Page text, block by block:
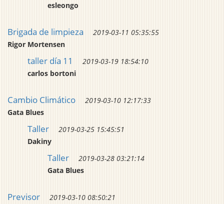
esleongo
Brigada de limpieza
2019-03-11 05:35:55
Rigor Mortensen
taller día 11
2019-03-19 18:54:10
carlos bortoni
Cambio Climático
2019-03-10 12:17:33
Gata Blues
Taller
2019-03-25 15:45:51
Dakiny
Taller
2019-03-28 03:21:14
Gata Blues
Previsor
2019-03-10 08:50:21